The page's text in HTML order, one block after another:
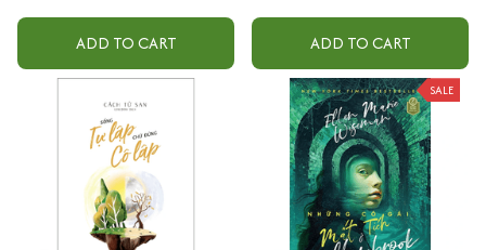
ADD TO CART ADD TO CART
SALE